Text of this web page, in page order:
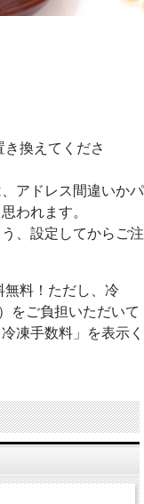
換えてくださ
アドレス間違いかパ
われます。
、設定してからご注
無料！ただし、冷
をご負担いただいて
凍手数料」を表示く